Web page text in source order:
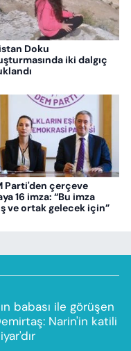
Doku
iki dalgıç
Parti'den çerçeve
16 imza: “Bu imza
ve ortak gelecek için”
babası ile görüşen
Narin'in katili